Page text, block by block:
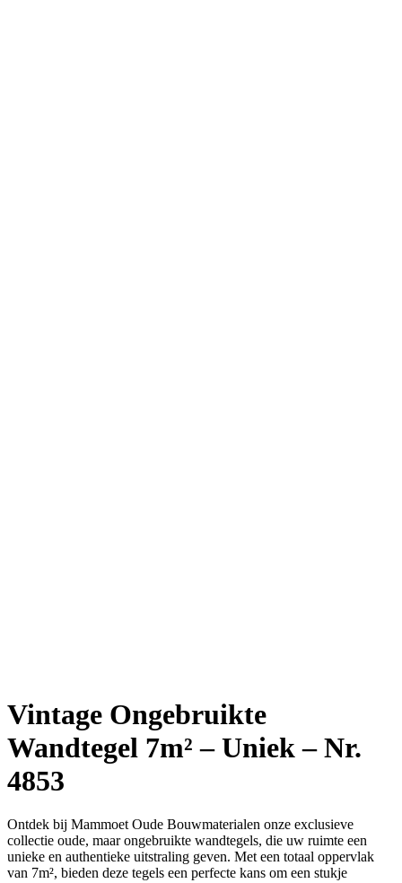
Vintage Ongebruikte
Wandtegel 7m² – Uniek – Nr.
4853
Ontdek bij Mammoet Oude Bouwmaterialen onze exclusieve
collectie oude, maar ongebruikte wandtegels, die uw ruimte een
unieke en authentieke uitstraling geven. Met een totaal oppervlak
van 7m², bieden deze tegels een perfecte kans om een stukje